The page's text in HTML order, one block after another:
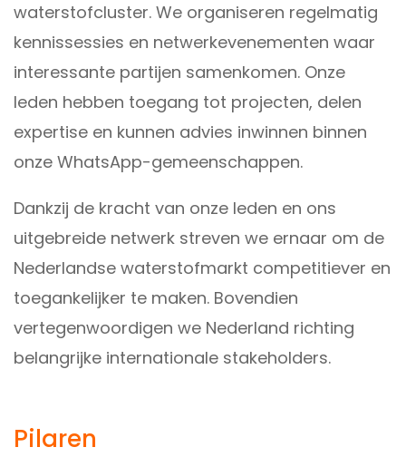
waterstofcluster. We organiseren regelmatig
kennissessies en netwerkevenementen waar
interessante partijen samenkomen. Onze
leden hebben toegang tot projecten, delen
expertise en kunnen advies inwinnen binnen
onze WhatsApp-gemeenschappen.
Dankzij de kracht van onze leden en ons
uitgebreide netwerk streven we ernaar om de
Nederlandse waterstofmarkt competitiever en
toegankelijker te maken. Bovendien
vertegenwoordigen we Nederland richting
belangrijke internationale stakeholders.
Pilaren